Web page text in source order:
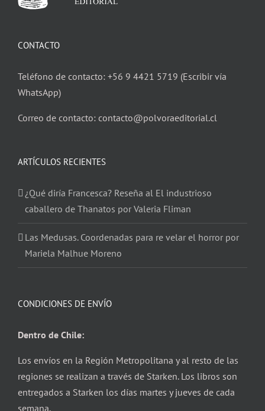
CONTACTO
Teléfono de contacto: +56 9 4421 5719 (Escribir vía
WhatsApp)
Correo de contacto: contacto@polvoraeditorial.cl
ARTÍCULOS RECIENTES
¿Qué diría Francesca? Reseña al El industrioso
caballero de Thanatos por Valeria Fliman
Las Medusas. Coordenadas para re velar el horror por
Mariela Malhue Moreno
CONDICIONES DE ENVÍO
Dentro de Chile:
Los envíos en la Región Metropolitana y al resto de las
regiones se realizan a través de Starken. Los libros son
entregados a Starken los días martes y jueves de cada
semana.